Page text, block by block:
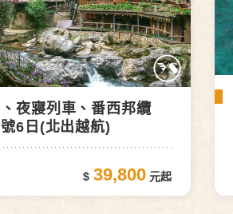
夜寢列⾞、番西邦纜
6日(北出越航)
39,800